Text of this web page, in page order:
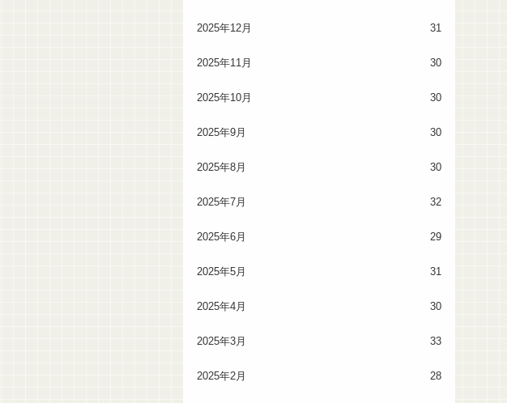
2025年12月 31
2025年11月 30
2025年10月 30
2025年9月 30
2025年8月 30
2025年7月 32
2025年6月 29
2025年5月 31
2025年4月 30
2025年3月 33
2025年2月 28